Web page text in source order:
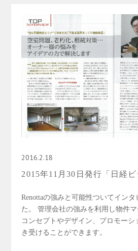
2016.2.18
2015年11月30日発行「日経ビ
Renottaの強みと可能性ついてイン
た。 管理会社の強みを利用し物件マ
コンセプトやデザイン、プロモーシ
き受けることができます。